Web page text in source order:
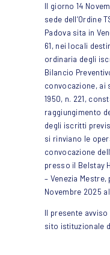
Il giorno 14
sede dell’Ordine
Padova sita in
61, nei locali
ordinaria degli
Bilancio
convocazione, ai
1950, n. 221,
raggiungimento
degli iscritti
si rinviano le
convocazione
presso il Belstay
– Venezia
Novembre 2025
Il presente
sito istituzionale